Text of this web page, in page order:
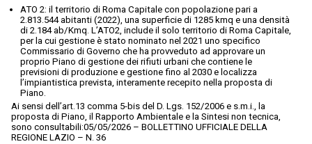
ATO 2: il territorio di Roma Capitale con popolazione pari a
2.813.544 abitanti (2022), una superficie di 1285 kmq e una densità
di 2.184 ab/Kmq. L’ATO2, include il solo territorio di Roma Capitale,
per la cui gestione è stato nominato nel 2021 uno specifico
Commissario di Governo che ha provveduto ad approvare un
proprio Piano di gestione dei rifiuti urbani che contiene le
previsioni di produzione e gestione fino al 2030 e localizza
l’impiantistica prevista, interamente recepito nella proposta di
Piano.
Ai sensi dell’art.13 comma 5-bis del D. Lgs. 152/2006 e s.m.i., la
proposta di Piano, il Rapporto Ambientale e la Sintesi non tecnica,
sono consultabili:05/05/2026 – BOLLETTINO UFFICIALE DELLA
REGIONE LAZIO – N. 36